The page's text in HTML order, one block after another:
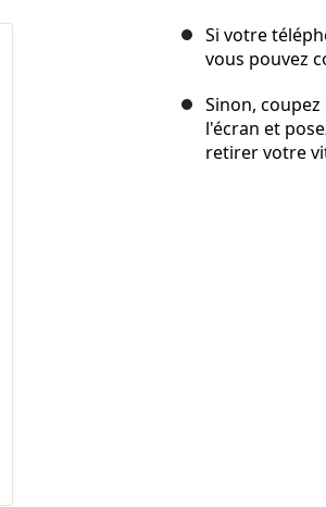
Si votre
vous pouvez
Sinon,
l'écran et
retirer votre